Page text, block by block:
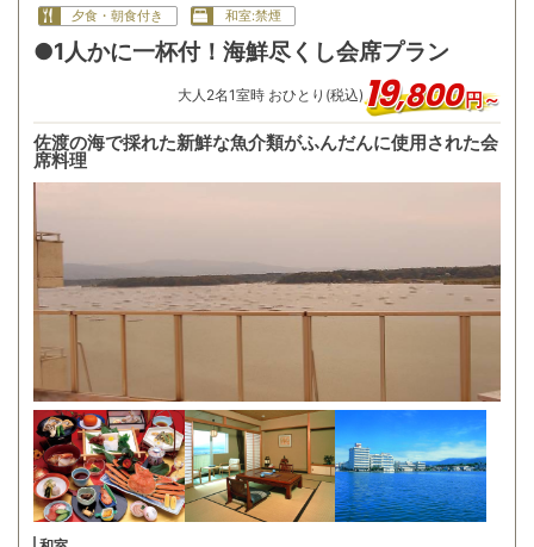
夕食・朝食付き 和室:禁煙
●1人かに一杯付！海鮮尽くし会席プラン
大人 2名1室時 おひとり(税込)19,800円～
佐渡の海で採れた新鮮な魚介類がふんだんに使用された会
席料理